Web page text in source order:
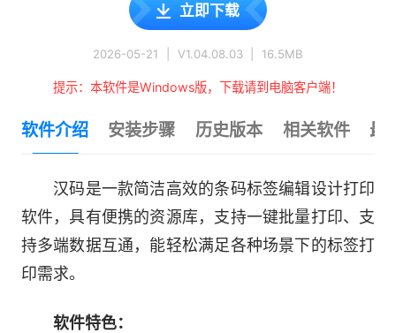
立即下载
2026-05-21 V1.04.08.03 16.5MB
提示：本软件是Windows版，下载请到电脑客户端！
软件介绍 安装步骤 历史版本 相关软件 最
汉码是一款简洁高效的条码标签编辑设计打印
软件，具有便携的资源库，支持一键批量打印、支
持多端数据互通，能轻松满足各种场景下的标签打
印需求。
软件特色：